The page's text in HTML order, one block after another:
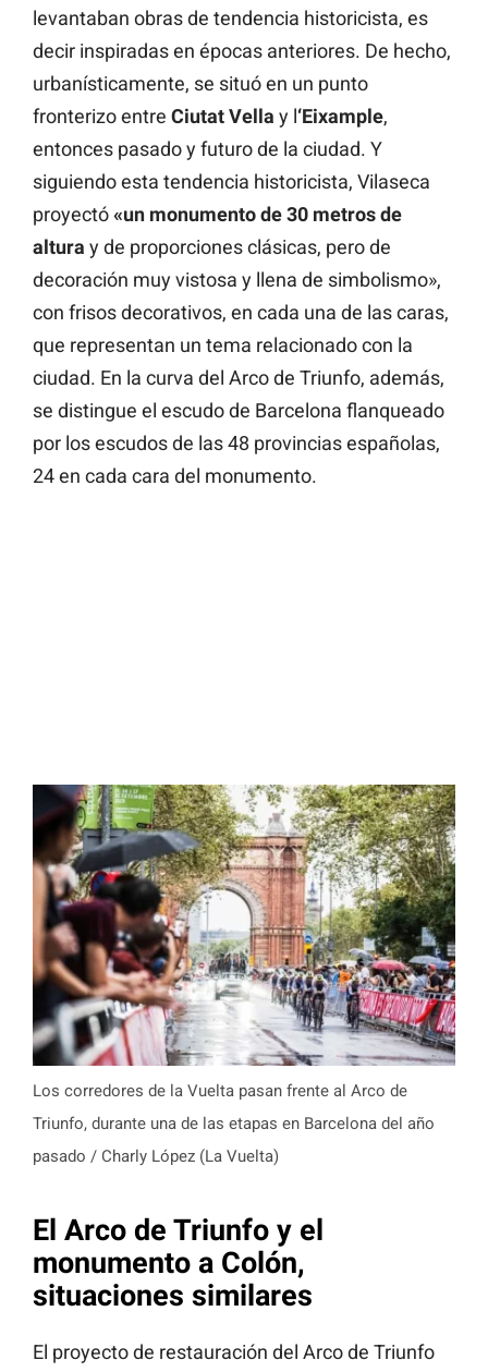
levantaban obras de tendencia historicista, es
decir inspiradas en épocas anteriores. De hecho,
urbanísticamente, se situó en un punto
fronterizo entre Ciutat Vella y l‘Eixample,
entonces pasado y futuro de la ciudad. Y
siguiendo esta tendencia historicista, Vilaseca
proyectó«un monumento de 30 metros de
altura y de proporciones clásicas, pero de
decoración muy vistosa y llena de simbolismo»,
con frisos decorativos, en cada una de las caras,
que representan un tema relacionado con la
ciudad. En la curva del Arco de Triunfo, además,
se distingue el escudo de Barcelona flanqueado
por los escudos de las 48 provincias españolas,
24 en cada cara del monumento.
Los corredores de la Vuelta pasan frente al Arco de
Triunfo, durante una de las etapas en Barcelona del año
pasado / Charly López (La Vuelta)
El Arco de Triunfo y el
monumento a Colón,
situaciones similares
El proyecto de restauración del Arco de Triunfo